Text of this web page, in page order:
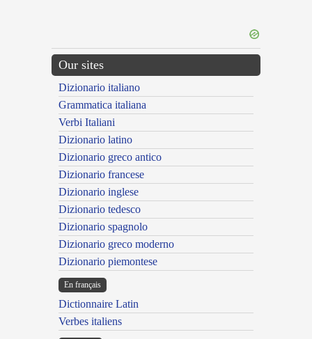
Our sites
Dizionario italiano
Grammatica italiana
Verbi Italiani
Dizionario latino
Dizionario greco antico
Dizionario francese
Dizionario inglese
Dizionario tedesco
Dizionario spagnolo
Dizionario greco moderno
Dizionario piemontese
En français
Dictionnaire Latin
Verbes italiens